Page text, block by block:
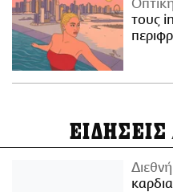
τους
ΕΙΔΗΣΕΙΣ
Διεθνή